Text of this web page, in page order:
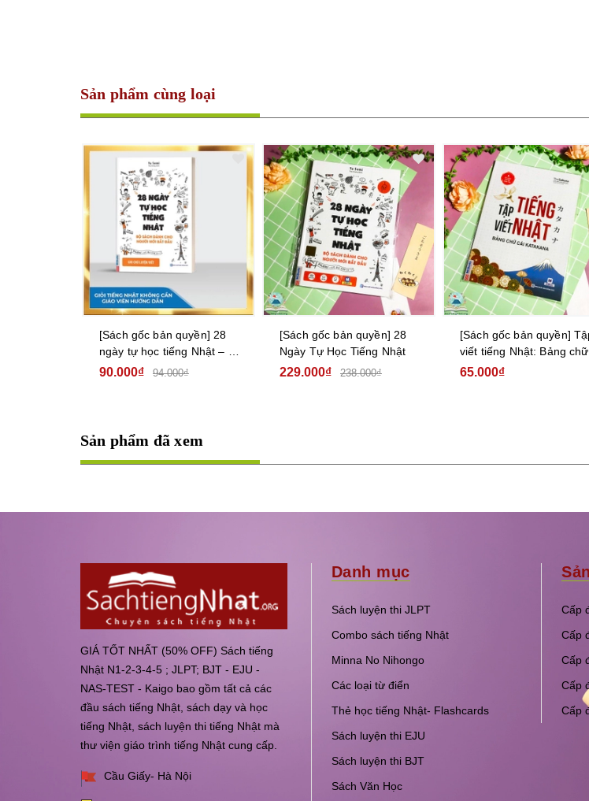
Sản phẩm cùng loại
[Sách gốc bản quyền] 28
Ngày Tự Học Tiếng Nhật
229.000₫ 238.000₫
[Sách gốc bản quyền] Tập
viết tiếng Nhật: Bảng chữ
cái Katakana
65.000₫
[Sách gốc bản quyền]
viết tiếng Nhật: Bảng chữ
cái Hiragana
65.000₫
Sản phẩm đã xem
GIÁ TỐT NHẤT (50% OFF) Sách tiếng
Nhật N1-2-3-4-5 ; JLPT; BJT - EJU -
NAS-TEST - Kaigo bao gồm tất cả các
đầu sách tiếng Nhật, sách dạy và học
tiếng Nhật, sách luyện thi tiếng Nhật mà
thư viện giáo trình tiếng Nhật cung cấp.
Cầu Giấy- Hà Nội
Danh mục
Sách luyện thi JLPT
Combo sách tiếng Nhật
Minna No Nihongo
Các loại từ điển
Thẻ học tiếng Nhật- Flashcards
Sách luyện thi EJU
Sách luyện thi BJT
Sách Văn Học
Cấp
Cấp
Cấp
Cấp
Cấp